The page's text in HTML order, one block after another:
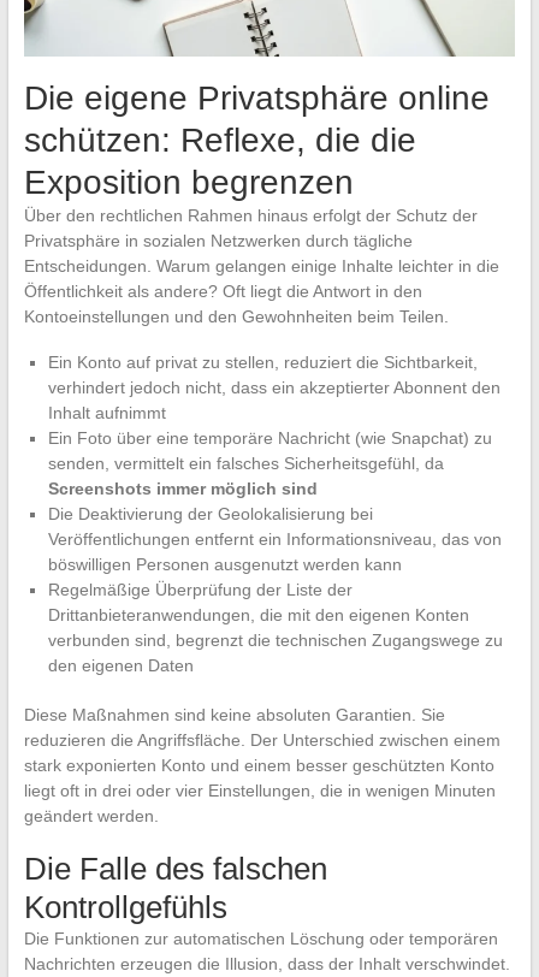
Die eigene Privatsphäre online
schützen: Reflexe, die die
Exposition begrenzen
Über den rechtlichen Rahmen hinaus erfolgt der Schutz der
Privatsphäre in sozialen Netzwerken durch tägliche
Entscheidungen. Warum gelangen einige Inhalte leichter in die
Öffentlichkeit als andere? Oft liegt die Antwort in den
Kontoeinstellungen und den Gewohnheiten beim Teilen.
Ein Konto auf privat zu stellen, reduziert die Sichtbarkeit,
verhindert jedoch nicht, dass ein akzeptierter Abonnent den
Inhalt aufnimmt
Ein Foto über eine temporäre Nachricht (wie Snapchat) zu
senden, vermittelt ein falsches Sicherheitsgefühl, da
Screenshots immer möglich sind
Die Deaktivierung der Geolokalisierung bei
Veröffentlichungen entfernt ein Informationsniveau, das von
böswilligen Personen ausgenutzt werden kann
Regelmäßige Überprüfung der Liste der
Drittanbieteranwendungen, die mit den eigenen Konten
verbunden sind, begrenzt die technischen Zugangswege zu
den eigenen Daten
Diese Maßnahmen sind keine absoluten Garantien. Sie
reduzieren die Angriffsfläche. Der Unterschied zwischen einem
stark exponierten Konto und einem besser geschützten Konto
liegt oft in drei oder vier Einstellungen, die in wenigen Minuten
geändert werden.
Die Falle des falschen
Kontrollgefühls
Die Funktionen zur automatischen Löschung oder temporären
Nachrichten erzeugen die Illusion, dass der Inhalt verschwindet.